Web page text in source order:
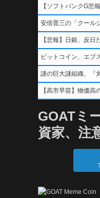
【ソフトバンクG
安倍晋三の「クール
【悲報】日銀、反日
ビットコイン、エプ
謎の巨大謎組織、『
【高市早苗】物価
GOATミ
資家、注